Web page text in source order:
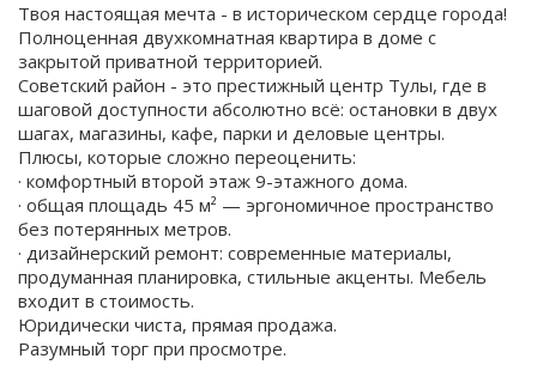
Твоя настоящая мечта - в историческом сердце города!
Полноценная двухкомнатная квартира в доме с
закрытой приватной территорией.
Советский район - это престижный центр Тулы, где в
шаговой доступности абсолютно всё: остановки в двух
шагах, магазины, кафе, парки и деловые центры.
Плюсы, которые сложно переоценить:
· комфортный второй этаж 9-этажного дома.
· общая площадь 45 м² — эргономичное пространство
без потерянных метров.
· дизайнерский ремонт: современные материалы,
продуманная планировка, стильные акценты. Мебель
входит в стоимость.
Юридически чиста, прямая продажа.
Разумный торг при просмотре.